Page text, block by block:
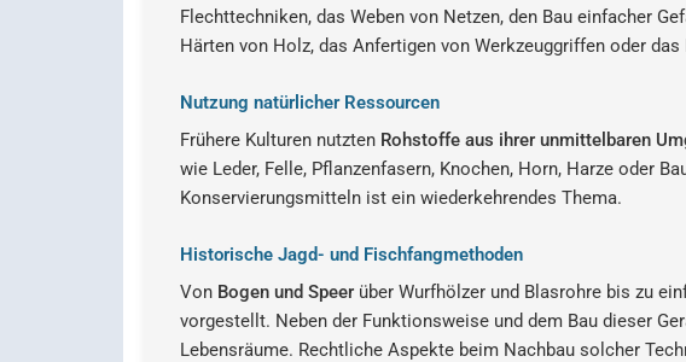
Flechttechniken, das Weben von Netzen, den Bau einfacher
Härten von Holz, das Anfertigen von Werkzeuggriffen oder
Nutzung natürlicher Ressourcen
Frühere Kulturen nutzten Rohstoffe aus ihrer unmittelbaren
wie Leder, Felle, Pflanzenfasern, Knochen, Horn, Harze oder
Konservierungsmitteln ist ein wiederkehrendes Thema.
Historische Jagd- und Fischfangmethoden
Von Bogen und Speer über Wurfhölzer und Blasrohre bis zu
vorgestellt. Neben der Funktionsweise und dem Bau dieser
Lebensräume. Rechtliche Aspekte beim Nachbau solcher